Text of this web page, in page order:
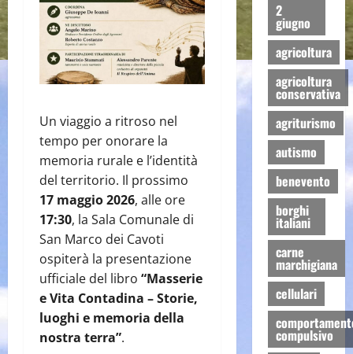
Un viaggio a ritroso nel
tempo per onorare la
memoria rurale e l’identità
del territorio. Il prossimo
17 maggio 2026, alle ore
17:30, la Sala Comunale di
San Marco dei Cavoti
ospiterà la presentazione
ufficiale del libro “Masserie
e Vita Contadina – Storie,
luoghi e memoria della
nostra terra”.
2
giugno
agricoltura
agricoltura
conservativa
agriturismo
autismo
benevento
borghi
italiani
carne
marchigiana
cellulari
compulsivo